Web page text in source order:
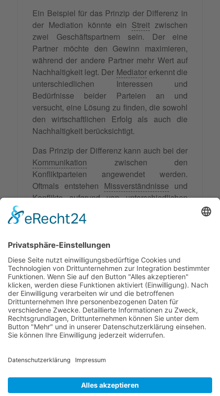
Ein Beispiel für das Prinzip der Differenz in
der Mediation könnte ein Streit zwischen
zwei Geschäftspartnern sein. Der eine
Partner möchte den Gewinn maximieren,
während der andere Partner mehr Wert auf
Nachhaltigkeit legt. Der Mediatorerkennt die
unterschiedlichen Interessen und
Bedürfnisse beider Parteien an und
versucht, eine Lösung zu finden, die sowohl
den wirtschaftlichen Erfolg als auch die
Nachhaltigkeit berücksichtigt.
Das Prinzip der Differenz kann auch bei der
Kommunikation zwischen den
Konfliktparteien angewendet werden.
Oftmals entstehen Missverständnisse und
Konflikte aufgrund von unterschiedlichen
Der Mediator kann hier durch gezieltes
Unterschiede in der Kommunikation
erkennen und dazu beitragen, dass die
Parteien sich besser verstehen und
effektiver miteinander kommunizieren.
© 2026 Frank Hartung Ihr Mediator bei Konflikten in Familie,